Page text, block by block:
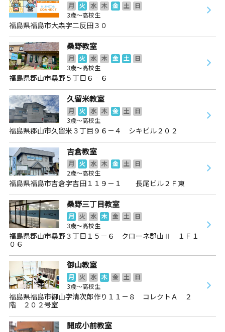
月 火 水 木 金 土
日
3歳～高校生
福島県福島市大森字二反田３０
桑野教室
月 火 水 木 金 土
日
3歳～高校生
福島県郡山市桑野５丁目６‐６
久留米教室
月 火 水 木 金 土
日
3歳～高校生
福島県郡山市久留米３丁目９６－４ シキビル２０２
吉倉教室
月 火 水 木 金 土
日
2歳～高校生
福島県福島市吉倉字吉田１１９－１ 長尾ビル２Ｆ東
桑野三丁目教室
月 火 水 木 金 土
日
3歳～高校生
福島県郡山市桑野３丁目１５－６ クローネ郡山Ⅱ １Ｆ１
０６
御山教室
月 火 水 木 金 土
日
3歳～高校生
福島県福島市御山字清次郎作り１１－８ コレクトＡ ２
階 ２０２号室
開成小前教室